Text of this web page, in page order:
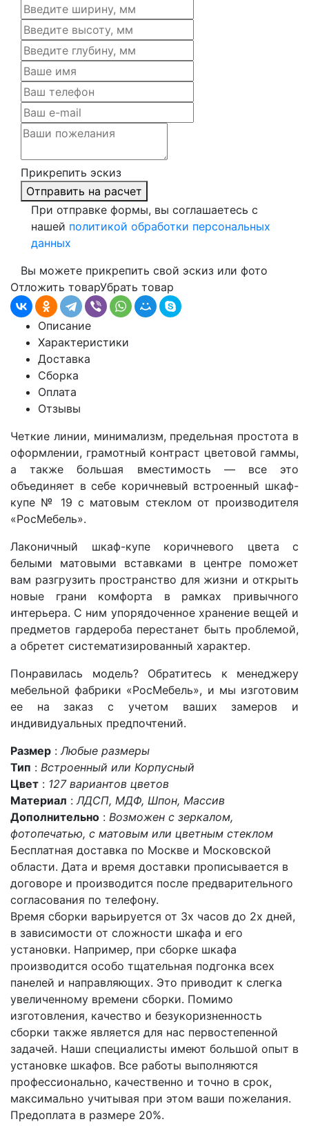
Прикрепить эскиз
Отправить на расчет
При отправке формы, вы соглашаетесь с
нашей политикой обработки персональных
данных
Вы можете прикрепить свой эскиз или фото
Отложить товарУбрать товар
Описание
Характеристики
Доставка
Сборка
Оплата
Отзывы
Четкие линии, минимализм, предельная простота в
оформлении, грамотный контраст цветовой гаммы,
а также большая вместимость — все это
объединяет в себе коричневый встроенный шкаф-
купе № 19 с матовым стеклом от производителя
«РосМебель».
Лаконичный шкаф-купе коричневого цвета с
белыми матовыми вставками в центре поможет
вам разгрузить пространство для жизни и открыть
новые грани комфорта в рамках привычного
интерьера. С ним упорядоченное хранение вещей и
предметов гардероба перестанет быть проблемой,
а обретет систематизированный характер.
Понравилась модель? Обратитесь к менеджеру
мебельной фабрики «РосМебель», и мы изготовим
ее на заказ с учетом ваших замеров и
индивидуальных предпочтений.
Размер :Любые размеры
Тип : Встроенный или Корпусный
Цвет : 127 вариантов цветов
Материал :ЛДСП, МДФ, Шпон, Массив
Дополнительно : Возможен с зеркалом,
фотопечатью, с матовым или цветным стеклом
Бесплатная доставка по Москве и Московской
области. Дата и время доставки прописывается в
договоре и производится после предварительного
согласования по телефону.
Время сборки варьируется от 3х часов до 2х дней,
в зависимости от сложности шкафа и его
установки. Например, при сборке шкафа
производится особо тщательная подгонка всех
панелей и направляющих. Это приводит к слегка
увеличенному времени сборки. Помимо
изготовления, качество и безукоризненность
сборки также является для нас первостепенной
задачей. Наши специалисты имеют большой опыт в
установке шкафов. Все работы выполняются
профессионально, качественно и точно в срок,
максимально учитывая при этом ваши пожелания.
Предоплата в размере 20%.